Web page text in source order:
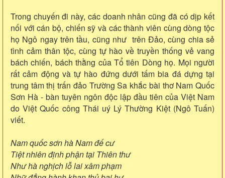
Trong chuyến đi này, các doanh nhân cũng đã có dịp kết
nối với cán bộ, chiến sỹ và các thành viên cùng dòng tộc
họ Ngô ngay trên tầu, cũng như trên Đảo, cùng chia sẻ
tình cảm thân tộc, cùng tự hào về truyền thống vẻ vang
bách chiến, bách thằng của Tổ tiên Dòng họ. Mọi người
rất cảm động và tự hào đứng dưới tấm bia đá dựng tại
trung tâm thị trấn đảo Trường Sa khắc bài thơ Nam Quốc
Sơn Hà - bàn tuyên ngôn độc lập đầu tiên của Việt Nam
do Việt Quốc công Thái uý Lý Thường Kiệt (Ngô Tuấn)
viết.
Nam quốc sơn hà Nam đế cư
Tiệt nhiên định phận tại Thiên thư
Như hà nghịch lỗ lai xâm phạm